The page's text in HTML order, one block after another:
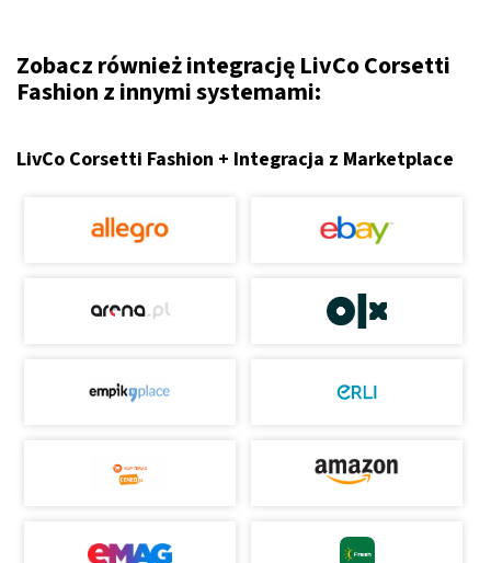
Zobacz również integrację LivCo Corsetti
Fashion z innymi systemami:
LivCo Corsetti Fashion + Integracja z Marketplace